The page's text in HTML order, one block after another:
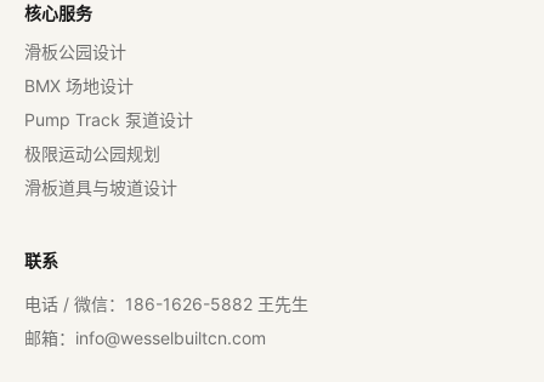
核心服务
滑板公园设计
BMX 场地设计
Pump Track 泵道设计
极限运动公园规划
滑板道具与坡道设计
联系
电话 / 微信：186-1626-5882 王先生
邮箱： info@wesselbuiltcn.com